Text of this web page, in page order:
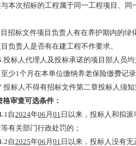
本次招标的工程属于同一工程项目、
招标文件项目负责人有在养护期内的
负责人是否有在建工程不作要求。
.投标人代理人及投标承诺的项目部人员
少1个月在本单位缴纳养老保险缴费记
投标人不得有招标文件第二章投标人须
格审查可选条件：
自2024年06 月 01 日以来，投标人和拟
有关部门行政处罚的；
自2025年06 月 01 日以来，投标人没有